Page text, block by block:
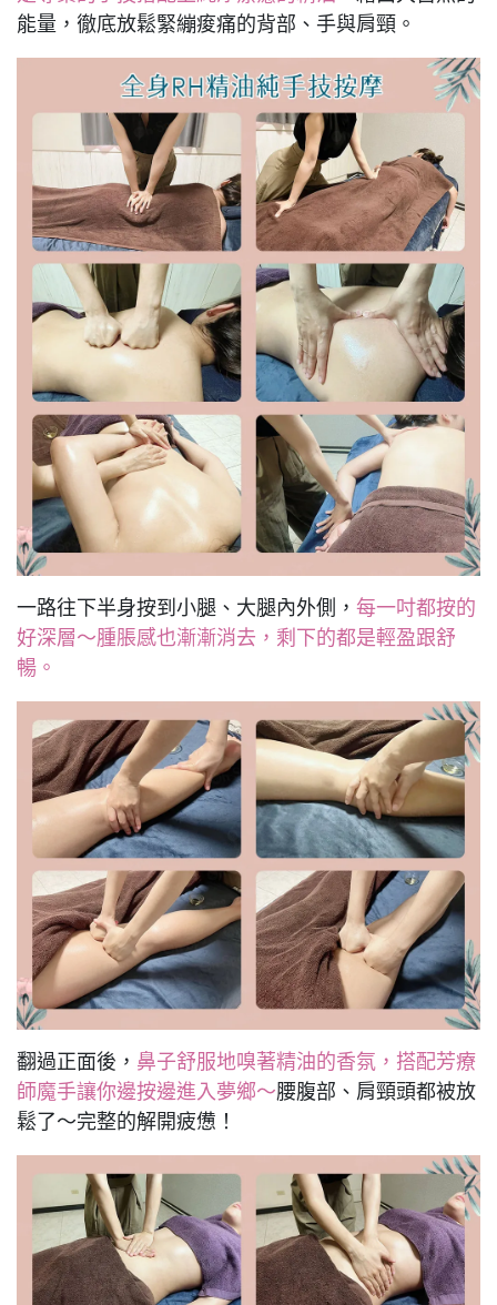
能量，徹底放鬆緊繃痠痛的背部、手與肩頸。
一路往下半身按到小腿、大腿內外側， 每一吋都按的
好深層～腫脹感也漸漸消去，剩下的都是輕盈跟舒
暢。
翻過正面後， 鼻子舒服地嗅著精油的香氛，搭配芳療
師魔手讓你邊按邊進入夢鄉～腰腹部、肩頸頭都被放
鬆了～完整的解開疲憊！